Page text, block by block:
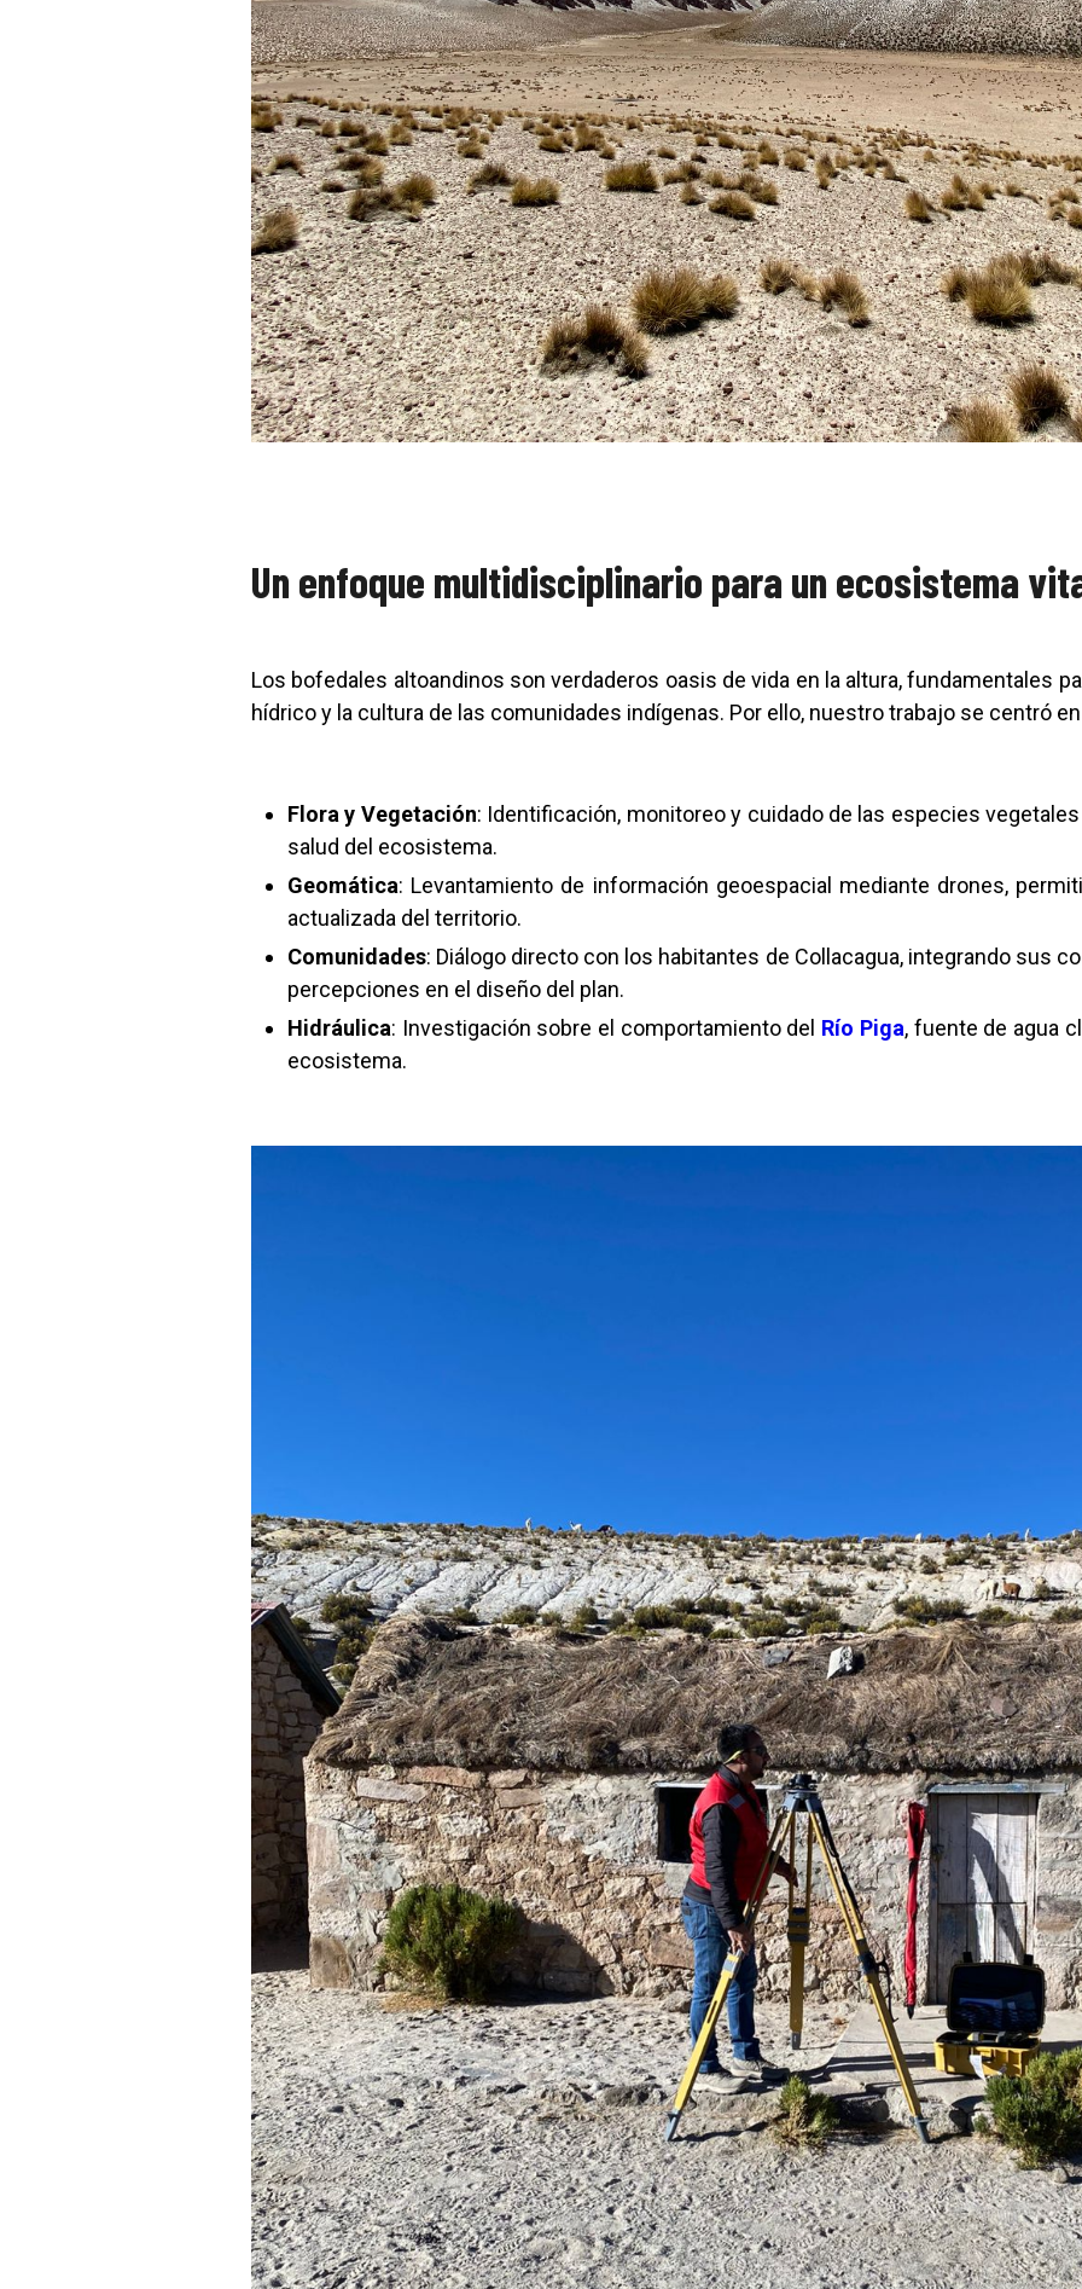
Un enfoque multidisciplinario para un ecosistema
Los bofedales altoandinos son verdaderos oasis de vida en la altura, fundamentales
hídrico y la cultura de las comunidades indígenas. Por ello, nuestro trabajo se centró
Flora y Vegetación: Identificación, monitoreo y cuidado de las especies
salud del ecosistema.
Geomática: Levantamiento de información geoespacial mediante drones,
actualizada del territorio.
Comunidades: Diálogo directo con los habitantes de Collacagua, integrando sus
percepciones en el diseño del plan.
Hidráulica: Investigación sobre el comportamiento del Río Piga, fuente de agua
ecosistema.